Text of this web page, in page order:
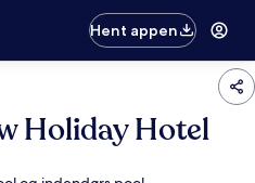
Hent appen
Holiday Hotel